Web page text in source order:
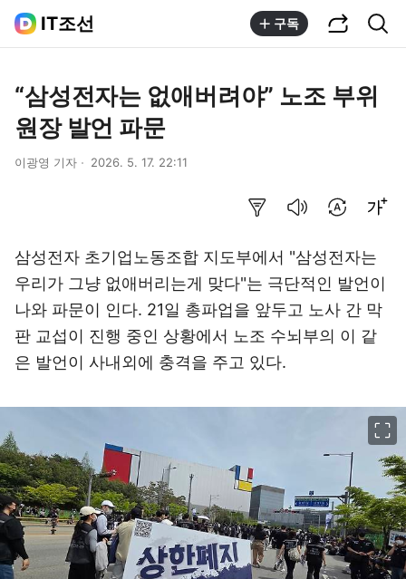
IT조선 구독
“삼성전자는 없애버려야” 노조 부위
원장 발언 파문
이광영 기자 2026. 5. 17. 22:11
삼성전자 초기업노동조합 지도부에서 "삼성전자는
우리가 그냥 없애버리는게 맞다"는 극단적인 발언이
나와 파문이 인다. 21일 총파업을 앞두고 노사 간 막
판 교섭이 진행 중인 상황에서 노조 수뇌부의 이 같
은 발언이 사내외에 충격을 주고 있다.